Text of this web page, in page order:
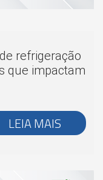
refrigeração
que impactam
LEIA MAIS